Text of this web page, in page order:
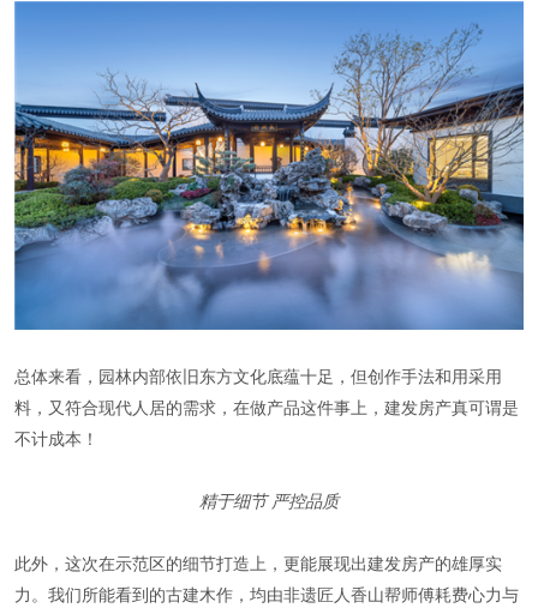
总体来看，园林内部依旧东方文化底蕴十足，但创作手法和用采用
料，又符合现代人居的需求，在做产品这件事上，建发房产真可谓是
不计成本！
精于细节 严控品质
此外，这次在示范区的细节打造上，更能展现出建发房产的雄厚实
力。我们所能看到的古建木作，均由非遗匠人香山帮师傅耗费心力与